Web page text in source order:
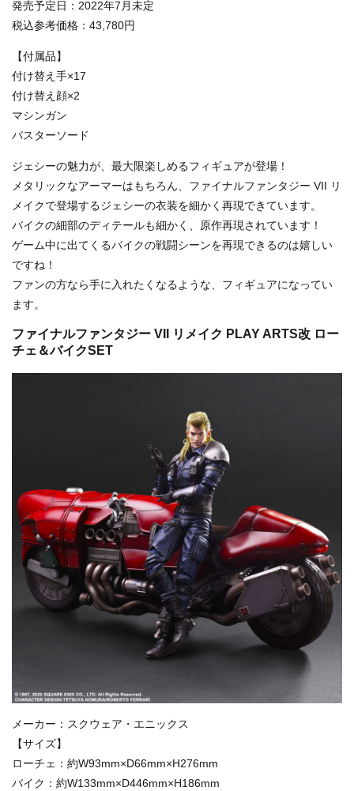
発売予定日：2022年7月未定
税込参考価格：43,780円
【付属品】
付け替え手×17
付け替え顔×2
マシンガン
バスターソード
ジェシーの魅力が、最大限楽しめるフィギュアが登場！
メタリックなアーマーはもちろん、ファイナルファンタジー VII リ
メイクで登場するジェシーの衣装を細かく再現できています。
バイクの細部のディテールも細かく、原作再現されています！
ゲーム中に出てくるバイクの戦闘シーンを再現できるのは嬉しい
ですね！
ファンの方なら手に入れたくなるような、フィギュアになってい
ます。
ファイナルファンタジー VII リメイク PLAY ARTS改 ロー
チェ＆バイクSET
メーカー：スクウェア・エニックス
【サイズ】
ローチェ：約W93mm×D66mm×H276mm
バイク：約W133mm×D446mm×H186mm